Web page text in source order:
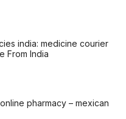
india: medicine courier
From India
pharmacy – mexican